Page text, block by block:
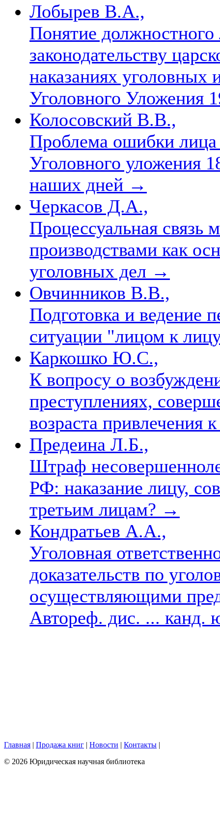
Лобырев В.А.,
Понятие
законодательству
наказаниях уголовных
Уголовного Уложения
Колосовский В.В.,
Проблема ошибки лица
Уголовного уложения
наших дней →
Черкасов Д.А.,
Процессуальная связь
производствами как
уголовных дел →
Овчинников В.В.,
Подготовка и ведение
ситуации "лицом к
Каркошко Ю.С.,
К вопросу о
преступлениях,
возраста привлечения
Предеина Л.Б.,
Штраф
РФ: наказание лицу,
третьим лицам? →
Кондратьев А.А.,
Уголовная
доказательств по
осуществляющими
Автореф. дис. ... канд.
Главная | Продажа книг | Новости | Контакты |
© 2026 Юридическая научная библиотека